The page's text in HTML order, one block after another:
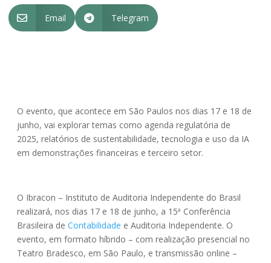
 Email  Telegram
O evento, que acontece em São Paulos nos dias 17 e 18 de
junho, vai explorar temas como agenda regulatória de
2025, relatórios de sustentabilidade, tecnologia e uso da IA
em demonstrações financeiras e terceiro setor.
O Ibracon – Instituto de Auditoria Independente do Brasil
realizará, nos dias 17 e 18 de junho, a 15ª Conferência
Brasileira de Contabilidade e Auditoria Independente.​ O
evento, em formato híbrido – com realização presencial no
Teatro Bradesco, em São Paulo, e transmissão online –